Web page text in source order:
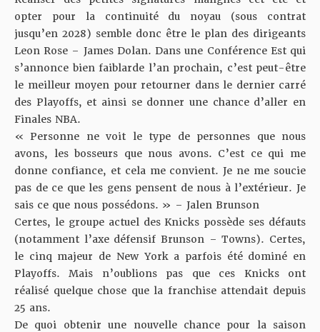
opter pour la continuité du noyau (sous contrat
jusqu’en 2028) semble donc être le plan des dirigeants
Leon Rose – James Dolan. Dans une Conférence Est qui
s’annonce bien faiblarde l’an prochain, c’est peut-être
le meilleur moyen pour retourner dans le dernier carré
des Playoffs, et ainsi se donner une chance d’aller en
Finales NBA.
« Personne ne voit le type de personnes que nous
avons, les bosseurs que nous avons. C’est ce qui me
donne confiance, et cela me convient. Je ne me soucie
pas de ce que les gens pensent de nous à l’extérieur. Je
sais ce que nous possédons. » – Jalen Brunson
Certes, le groupe actuel des Knicks possède ses défauts
(notamment l’axe défensif Brunson – Towns). Certes,
le cinq majeur de New York a parfois été dominé en
Playoffs. Mais n’oublions pas que ces Knicks ont
réalisé quelque chose que la franchise attendait depuis
25 ans.
De quoi obtenir une nouvelle chance pour la saison